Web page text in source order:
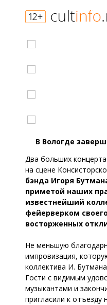
В Вологде
Два больших
на сцене
бэнда Игоря
приметой наших
известнейший
фейерверком
восторженных
Не меньшую
импровизация,
коллектива И.
Гости с видимым
музыкантами и
пригласили к отъезду